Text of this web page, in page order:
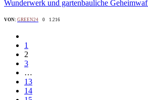
Wunderwerk und gartenbauliche
VON: GREEN24 0 1.216
1
2
3
…
13
14